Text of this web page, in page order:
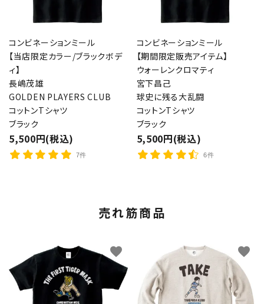
コンビネーションミール
【当店限定カラー/ブラックボデ
ィ】
長嶋茂雄
GOLDEN PLAYERS CLUB
コットンTシャツ
ブラック
5,500円(税込)
7件
コンビネーションミール
【期間限定販売アイテム】
ウォーレンクロマティ
宮下昌己
球史に残る大乱闘
コットンTシャツ
ブラック
5,500円(税込)
6件
売れ筋商品
favorite favorite